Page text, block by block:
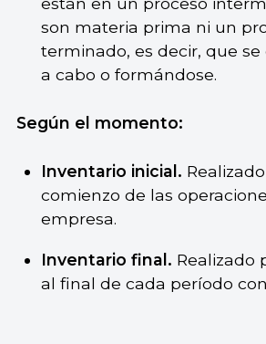
son materia prima ni un
terminado, es decir, que
a cabo o formándose.
Según el momento:
Inventario inicial.
comienzo de las
empresa.
Inventario final. Realizado
al final de cada período